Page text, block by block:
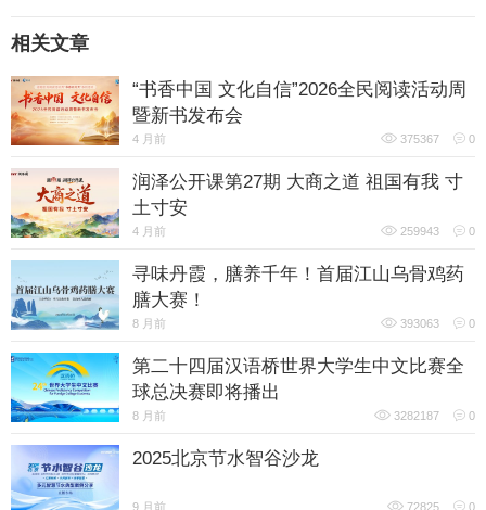
相关文章
“书香中国 文化自信”2026全民阅读活动周
暨新书发布会
4 月前 375367 0
润泽公开课第27期 大商之道 祖国有我 寸
土寸安
4 月前 259943 0
寻味丹霞，膳养千年！首届江山乌骨鸡药
膳大赛！
8 月前 393063 0
第二十四届汉语桥世界大学生中文比赛全
球总决赛即将播出
8 月前 3282187 0
2025北京节水智谷沙龙
9 月前 72825 0